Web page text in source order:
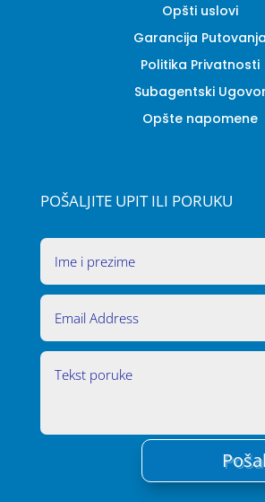
Opšti uslovi
Garancija Putovanja
Politika Privatnosti
Subagentski Ugovor
Opšte napomene
POŠALJITE UPIT ILI PORUKU